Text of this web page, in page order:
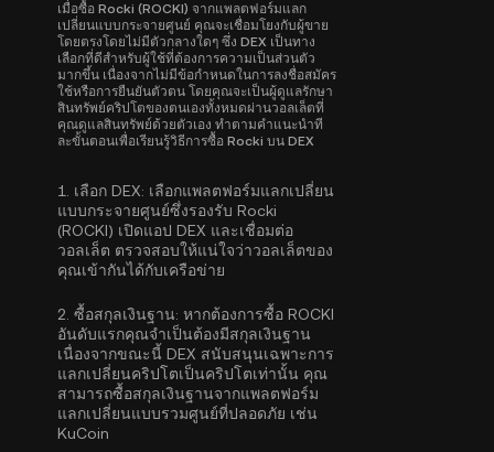
เมื่อซื้อ Rocki (ROCKI) จากแพลตฟอร์มแลก
เปลี่ยนแบบกระจายศูนย์ คุณจะเชื่อมโยงกับผู้ขาย
โดยตรงโดยไม่มีตัวกลางใดๆ ซึ่ง DEX เป็นทาง
เลือกที่ดีสำหรับผู้ใช้ที่ต้องการความเป็นส่วนตัว
มากขึ้น เนื่องจากไม่มีข้อกำหนดในการลงชื่อสมัคร
ใช้หรือการยืนยันตัวตน โดยคุณจะเป็นผู้ดูแลรักษา
สินทรัพย์คริปโตของตนเองทั้งหมดผ่านวอลเล็ตที่
คุณดูแลสินทรัพย์ด้วยตัวเอง ทำตามคำแนะนำที
ละขั้นตอนเพื่อเรียนรู้วิธีการซื้อ Rocki บน DEX
1. เลือก DEX: เลือกแพลตฟอร์มแลกเปลี่ยน
แบบกระจายศูนย์ซึ่งรองรับ Rocki
(ROCKI) เปิดแอป DEX และเชื่อมต่อ
วอลเล็ต ตรวจสอบให้แน่ใจว่าวอลเล็ตของ
คุณเข้ากันได้กับเครือข่าย
2. ซื้อสกุลเงินฐาน: หากต้องการซื้อ ROCKI
อันดับแรกคุณจำเป็นต้องมีสกุลเงินฐาน
เนื่องจากขณะนี้ DEX สนับสนุนเฉพาะการ
แลกเปลี่ยนคริปโตเป็นคริปโตเท่านั้น คุณ
สามารถซื้อสกุลเงินฐานจากแพลตฟอร์ม
แลกเปลี่ยนแบบรวมศูนย์ที่ปลอดภัย เช่น
KuCoin